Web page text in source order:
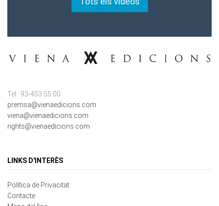
viena@vienaedicions.com
rights@vienaedicions.com
Política de Privacitat
Mapa del lloc
Cookies